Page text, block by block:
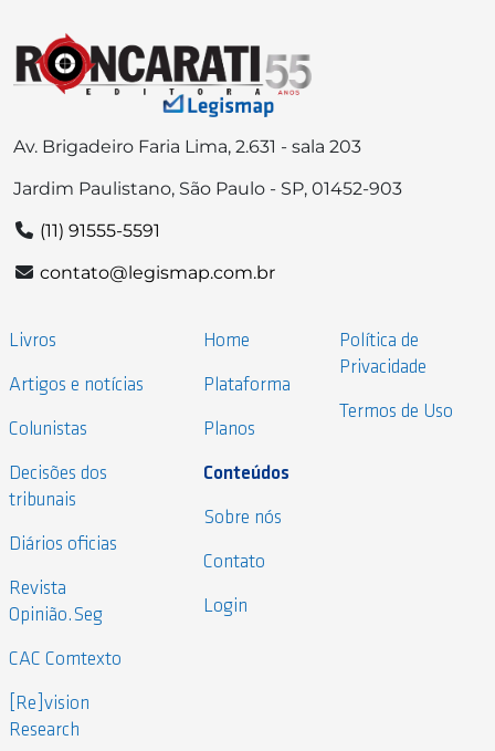
Av. Brigadeiro Faria Lima, 2.631 - sala 203
Jardim Paulistano, São Paulo - SP, 01452-903
(11) 91555-5591
contato@legismap.com.br
Livros
Artigos e notícias
Colunistas
Decisões dos
tribunais
Diários oficias
Revista
Opinião.Seg
CAC Comtexto
[Re]vision
Research
Home
Plataforma
Planos
Conteúdos
Sobre nós
Contato
Login
Política de
Privacidade
Termos de Uso